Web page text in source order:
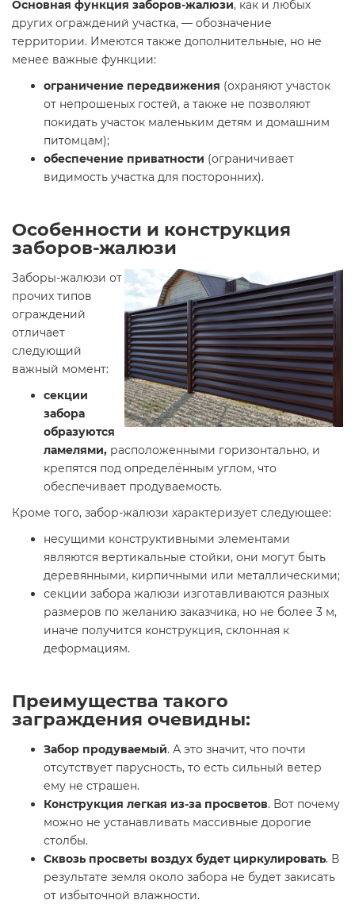
Основная функция заборов-жалюзи, как и любых
других ограждений участка, — обозначение
территории. Имеются также дополнительные, но не
менее важные функции:
ограничение передвижения (охраняют участок
от непрошеных гостей, а также не позволяют
покидать участок маленьким детям и домашним
питомцам);
обеспечение приватности (ограничивает
видимость участка для посторонних).
Особенности и конструкция
заборов-жалюзи
Заборы-жалюзи от
прочих типов
ограждений
отличает
следующий
важный момент:
секции
забора
образуются
ламелями, расположенными горизонтально, и
крепятся под определённым углом, что
обеспечивает продуваемость.
Кроме того, забор-жалюзи характеризует следующее:
несущими конструктивными элементами
являются вертикальные стойки, они могут быть
деревянными, кирпичными или металлическими;
секции забора жалюзи изготавливаются разных
размеров по желанию заказчика, но не более 3 м,
иначе получится конструкция, склонная к
деформациям.
Преимущества такого
заграждения очевидны:
Забор продуваемый. А это значит, что почти
отсутствует парусность, то есть сильный ветер
ему не страшен.
Конструкция легкая из-за просветов. Вот почему
можно не устанавливать массивные дорогие
столбы.
Сквозь просветы воздух будет циркулировать. В
результате земля около забора не будет закисать
от избыточной влажности.